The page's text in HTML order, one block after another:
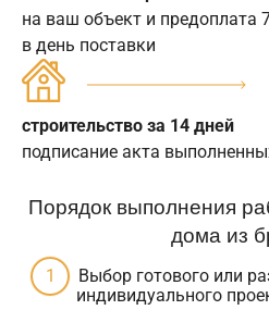
на ваш объект и предоплата
в день поставки
строительство за 14 дней
подписание акта
Порядок выполнения
дома из
Выбор готового или
индивидуального